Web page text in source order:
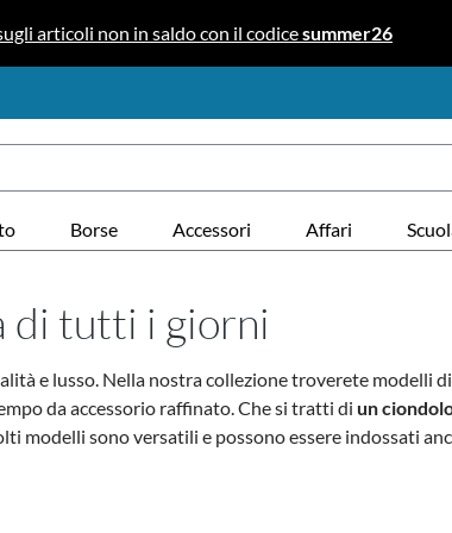
articoli non in saldo con il codicesummer26
Borse Accessori Affari
di tutti i giorni
e lusso. Nella nostra collezione troverete modelli
da accessorio raffinato.Che si tratti di un
modelli sonoversatili e possono essere indossati